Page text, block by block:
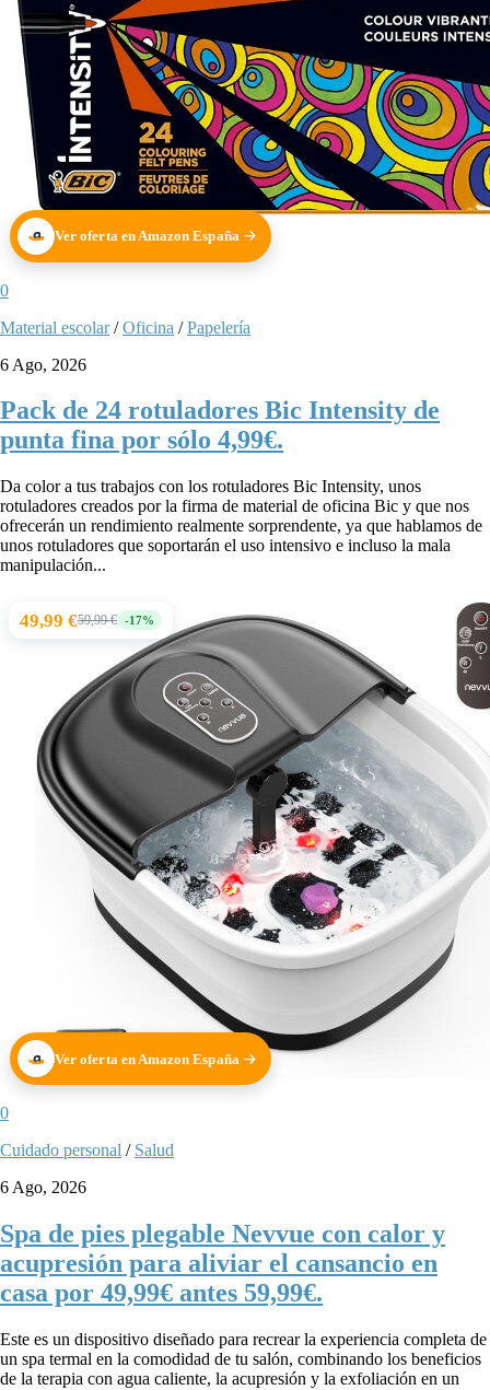
Ver oferta en Amazon España
0
Material escolar/Oficina /Papelería
6 Ago, 2026
Pack de 24 rotuladores Bic Intensity de
punta fina por sólo 4,99€.
Da color a tus trabajos con los rotuladores Bic Intensity, unos
rotuladores creados por la firma de material de oficina Bic y que nos
ofrecerán un rendimiento realmente sorprendente, ya que hablamos de
unos rotuladores que soportarán el uso intensivo e incluso la mala
manipulación...
49,99 €59,99 € -17%
Ver oferta en Amazon España
0
Cuidado personal / Salud
6 Ago, 2026
Spa de pies plegable Nevvue con calor y
acupresión para aliviar el cansancio en
casa por 49,99€ antes 59,99€.
Este es un dispositivo diseñado para recrear la experiencia completa de
un spa termal en la comodidad de tu salón, combinando los beneficios
de la terapia con agua caliente, la acupresión y la exfoliación en un